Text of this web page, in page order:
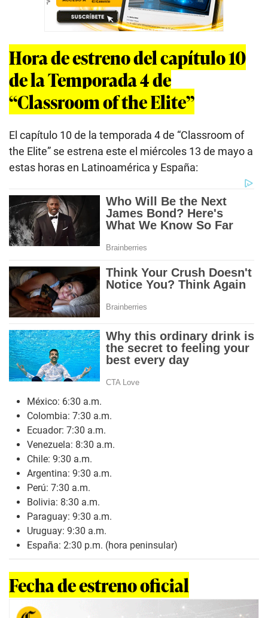
Hora de estreno del capítulo 10
de la Temporada 4 de
“Classroom of the Elite”
El capítulo 10 de la temporada 4 de “Classroom of
the Elite” se estrena este el miércoles 13 de mayo a
estas horas en Latinoamérica y España:
México: 6:30 a.m.
Colombia: 7:30 a.m.
Ecuador: 7:30 a.m.
Venezuela: 8:30 a.m.
Chile: 9:30 a.m.
Argentina: 9:30 a.m.
Perú: 7:30 a.m.
Bolivia: 8:30 a.m.
Paraguay: 9:30 a.m.
Uruguay: 9:30 a.m.
España: 2:30 p.m. (hora peninsular)
Fecha de estreno oficial